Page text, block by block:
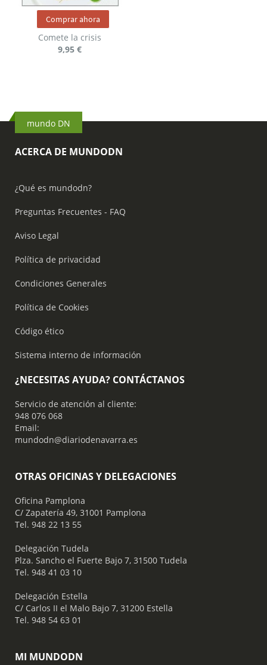
Comete la crisis
9,95 €
Comprar ahora
mundo DN
ACERCA DE MUNDODN
¿Qué es mundodn?
Preguntas Frecuentes - FAQ
Aviso Legal
Política de privacidad
Condiciones Generales
Política de Cookies
Código ético
Sistema interno de información
¿NECESITAS AYUDA? CONTÁCTANOS
Servicio de atención al cliente:
948 076 068
Email:
mundodn@diariodenavarra.es
OTRAS OFICINAS Y DELEGACIONES
Oficina Pamplona
C/ Zapatería 49, 31001 Pamplona
Tel. 948 22 13 55
​ Delegación Tudela
Plza. Sancho el Fuerte Bajo 7, 31500 Tudela
Tel. 948 41 03 10
​ Delegación Estella
C/ Carlos II el Malo Bajo 7, 31200 Estella
Tel. 948 54 63 01
MI MUNDODN